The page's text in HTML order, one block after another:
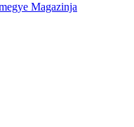
Magazinja